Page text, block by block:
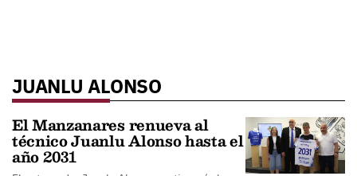
JUANLU ALONSO
El Manzanares renueva al
técnico Juanlu Alonso hasta el
año 2031